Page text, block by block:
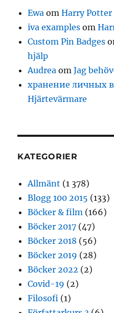
Ewa omHarry Potter
iva examples om
Custom Pin Badges
hjälp
Audrea omJag
хранение личных
Hjärtevärmare
KATEGORIER
Allmänt (1 378)
Blogg 100 2015 (133)
Böcker & film (166)
Böcker 2017 (47)
Böcker 2018 (56)
Böcker 2019 (28)
Böcker 2022 (2)
Covid-19 (2)
Filosofi (1)